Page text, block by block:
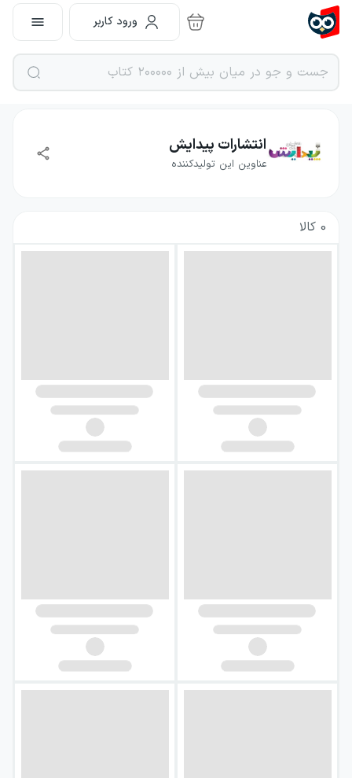
ورود کاربر
انتشارات پیدایش
عناوین این تولیدکننده
0 کالا